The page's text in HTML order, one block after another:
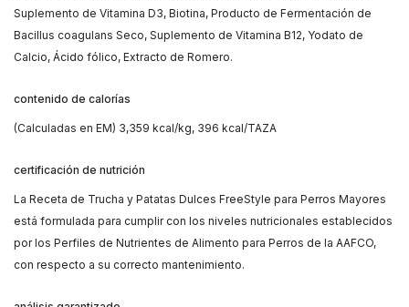
Suplemento de Vitamina D3, Biotina, Producto de Fermentación de
Bacillus coagulans Seco, Suplemento de Vitamina B12, Yodato de
Calcio, Ácido fólico, Extracto de Romero.
contenido de calorías
(Calculadas en EM) 3,359 kcal/kg, 396 kcal/TAZA
certificación de nutrición
La Receta de Trucha y Patatas Dulces FreeStyle para Perros Mayores
está formulada para cumplir con los niveles nutricionales establecidos
por los Perfiles de Nutrientes de Alimento para Perros de la AAFCO,
con respecto a su correcto mantenimiento.